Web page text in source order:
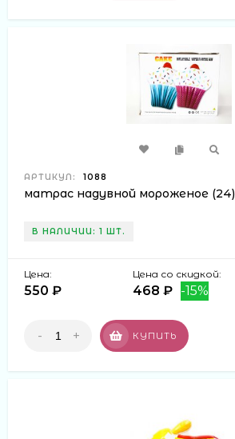
АРТИКУЛ: 1088
матрас надувной мороженое (24)
В НАЛИЧИИ: 1 ШТ.
Цена:
550 ₽
Цена со скидкой:
468 ₽ -15%
- + КУПИТЬ